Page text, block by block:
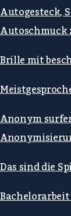
Autogesteck,
Autoschmuck
Brille mit
Anonym
Das sind die